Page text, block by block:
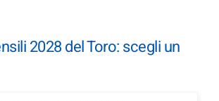
2028 del Toro: scegli un